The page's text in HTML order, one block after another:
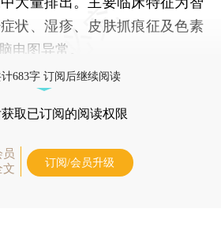
状、湿疹、皮肤抓痕征及色素
电图异常。
683字 订阅后继续阅读
获取已订阅的阅读权限
员
文
订阅/会员升级